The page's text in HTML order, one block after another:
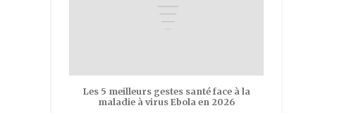
Les 5 meilleurs gestes santé face à la
maladie à virus Ebola en 2026